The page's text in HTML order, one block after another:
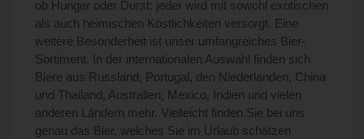
ob Hunger oder Durst: jeder wird mit sowohl exotischen
als auch heimischen Köstlichkeiten versorgt. Eine
weitere Besonderheit ist unser umfangreiches Bier-
Sortiment. In der internationalen Auswahl finden sich
Biere aus Russland, Portugal, den Niederlanden, China
und Thailand, Australien, Mexico, Indien und vielen
anderen Ländern mehr. Vielleicht finden Sie bei uns
genau das Bier, welches Sie im Urlaub schätzen